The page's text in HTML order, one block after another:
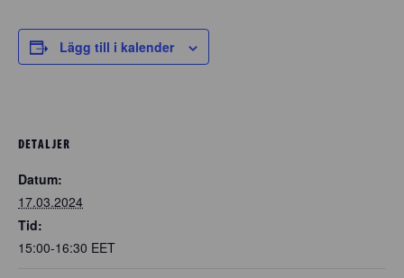
Lägg till i kalender
DETALJER
Datum:
17.03.2024
Tid:
15:00-16:30 EET